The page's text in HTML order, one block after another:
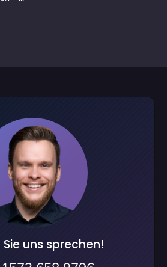
Sie uns sprechen!